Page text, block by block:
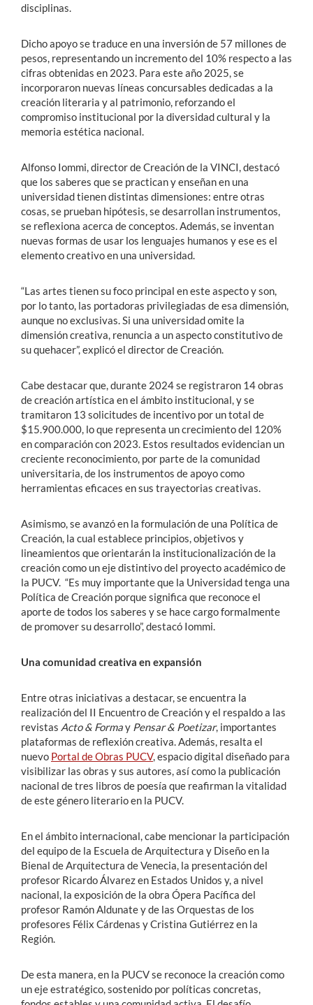
disciplinas.
Dicho apoyo se traduce en una inversión de 57 millones de
pesos, representando un incremento del 10% respecto a las
cifras obtenidas en 2023. Para este año 2025, se
incorporaron nuevas líneas concursables dedicadas a la
creación literaria y al patrimonio, reforzando el
compromiso institucional por la diversidad cultural y la
memoria estética nacional.
Alfonso Iommi, director de Creación de la VINCI, destacó
que los saberes que se practican y enseñan en una
universidad tienen distintas dimensiones: entre otras
cosas, se prueban hipótesis, se desarrollan instrumentos,
se reflexiona acerca de conceptos. Además, se inventan
nuevas formas de usar los lenguajes humanos y ese es el
elemento creativo en una universidad.
“Las artes tienen su foco principal en este aspecto y son,
por lo tanto, las portadoras privilegiadas de esa dimensión,
aunque no exclusivas. Si una universidad omite la
dimensión creativa, renuncia a un aspecto constitutivo de
su quehacer”, explicó el director de Creación.
Cabe destacar que, durante 2024 se registraron 14 obras
de creación artística en el ámbito institucional, y se
tramitaron 13 solicitudes de incentivo por un total de
$15.900.000, lo que representa un crecimiento del 120%
en comparación con 2023. Estos resultados evidencian un
creciente reconocimiento, por parte de la comunidad
universitaria, de los instrumentos de apoyo como
herramientas eficaces en sus trayectorias creativas.
Asimismo, se avanzó en la formulación de una Política de
Creación, la cual establece principios, objetivos y
lineamientos que orientarán la institucionalización de la
creación como un eje distintivo del proyecto académico de
la PUCV. “Es muy importante que la Universidad tenga una
Política de Creación porque significa que reconoce el
aporte de todos los saberes y se hace cargo formalmente
de promover su desarrollo”, destacó Iommi.
Una comunidad creativa en expansión
Entre otras iniciativas a destacar, se encuentra la
realización del II Encuentro de Creación y el respaldo a las
revistas Acto & Formay Pensar & Poetizar, importantes
plataformas de reflexión creativa. Además, resalta el
nuevo Portal de Obras PUCV, espacio digital diseñado para
visibilizar las obras y sus autores, así como la publicación
nacional de tres libros de poesía que reafirman la vitalidad
de este género literario en la PUCV.
En el ámbito internacional, cabe mencionar la participación
del equipo de la Escuela de Arquitectura y Diseño en la
Bienal de Arquitectura de Venecia, la presentación del
profesor Ricardo Álvarez en Estados Unidos y, a nivel
nacional, la exposición de la obra Ópera Pacífica del
profesor Ramón Aldunate y de las Orquestas de los
profesores Félix Cárdenas y Cristina Gutiérrez en la
Región.
De esta manera, en la PUCV se reconoce la creación como
un eje estratégico, sostenido por políticas concretas,